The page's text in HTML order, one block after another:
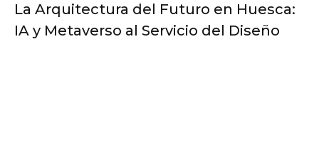
La Arquitectura del Futuro en Huesca:
IA y Metaverso al Servicio del Diseño